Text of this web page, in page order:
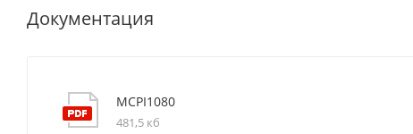
Документация
MCPI1080
481,5 кб